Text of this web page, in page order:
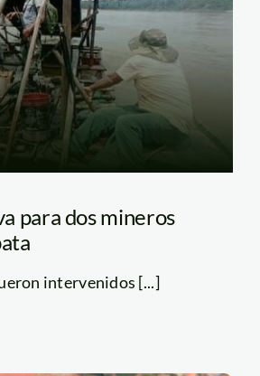
para dos mineros
intervenidos [...]